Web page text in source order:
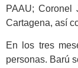
PAAU; Coronel
Cartagena, así
En los tres
personas. Barú